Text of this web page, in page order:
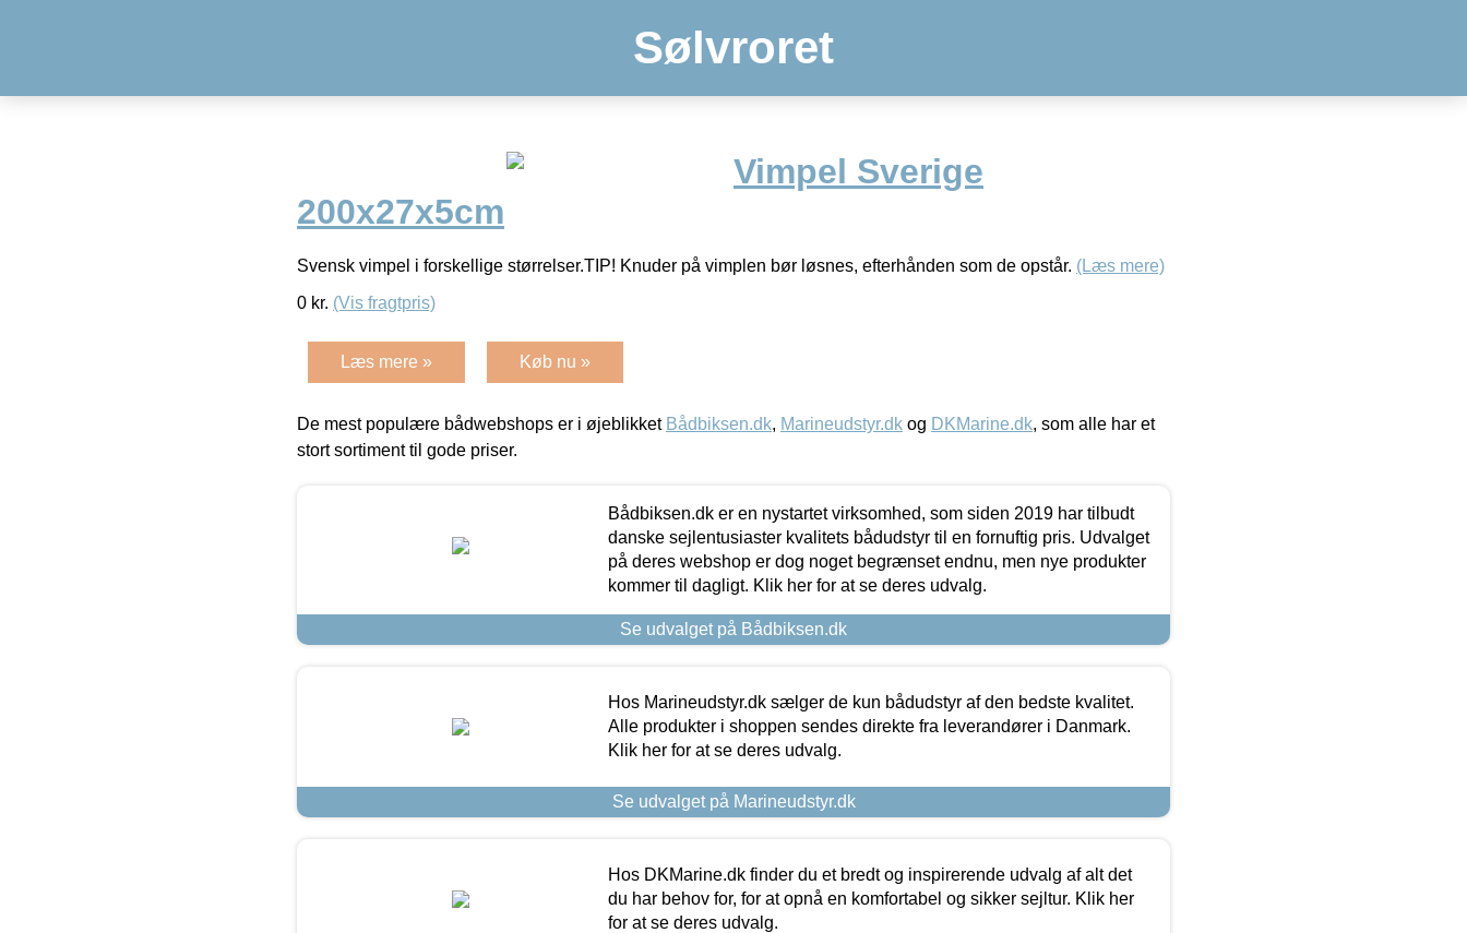
Sølvroret
Vimpel Sverige
200x27x5cm
Svensk vimpel i forskellige størrelser.TIP! Knuder på vimplen bør løsnes, efterhånden som de opstår. (Læs mere)
0 kr. (Vis fragtpris)
Læs mere » Køb nu »
De mest populære bådwebshops er i øjeblikket Bådbiksen.dk, Marineudstyr.dk og DKMarine.dk, som alle har et
stort sortiment til gode priser.
Bådbiksen.dk er en nystartet virksomhed, som siden 2019 har tilbudt
danske sejlentusiaster kvalitets bådudstyr til en fornuftig pris. Udvalget
på deres webshop er dog noget begrænset endnu, men nye produkter
kommer til dagligt. Klik her for at se deres udvalg.
Se udvalget på Bådbiksen.dk
Hos Marineudstyr.dk sælger de kun bådudstyr af den bedste kvalitet.
Alle produkter i shoppen sendes direkte fra leverandører i Danmark.
Klik her for at se deres udvalg.
Se udvalget på Marineudstyr.dk
Hos DKMarine.dk finder du et bredt og inspirerende udvalg af alt det
du har behov for, for at opnå en komfortabel og sikker sejltur. Klik her
for at se deres udvalg.